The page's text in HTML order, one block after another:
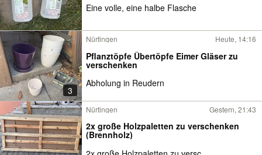
Eine volle, eine halbe Flasche
3
Nürtingen Heute, 14:16
Pflanztöpfe Übertöpfe Eimer Gläser zu
verschenken
Abholung in Reudern
Nürtingen Gestern, 21:43
2x große Holzpaletten zu verschenken
(Brennholz)